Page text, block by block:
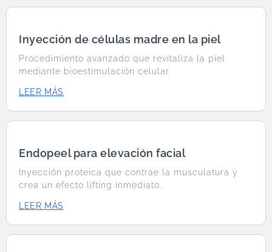
Inyección de células madre en la piel
Procedimiento avanzado que revitaliza la piel
mediante bioestimulación celular.
LEER MÁS
Endopeel para elevación facial
Inyección proteica que contrae la musculatura y
crea un efecto lifting inmediato.
LEER MÁS